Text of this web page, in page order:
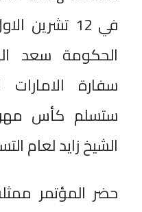
في 12 تشرين
الحكومة سعد
سفارة الامارات
ستسلم كأس
الشيخ زايد لعام
حضر المؤتمر